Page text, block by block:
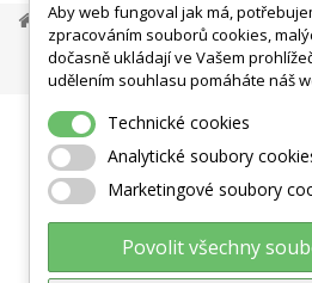
Dětské Aktivity, Didaktika
Házedla, Frisbee, Ringo Aj.
Házecí Síťky S Míčkem VPA 2 Síťky
Aby web fungoval jak má,
zpracováním souborů cookies,
dočasně ukládají ve Vašem
udělením souhlasu pomáháte náš
Technické cookies
Analytické soubory
Marketingové soubory
Povolit všechny